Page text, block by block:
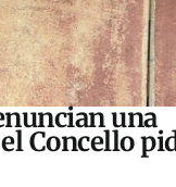
una
el Concello